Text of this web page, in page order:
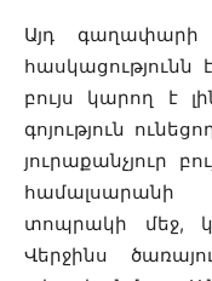
Այդ գաղափարի
հասկացությունն
բույս կարող է
գոյություն
յուրաքանչյուր
համալսարանի
տոպրակի մեջ,
Վերջինս